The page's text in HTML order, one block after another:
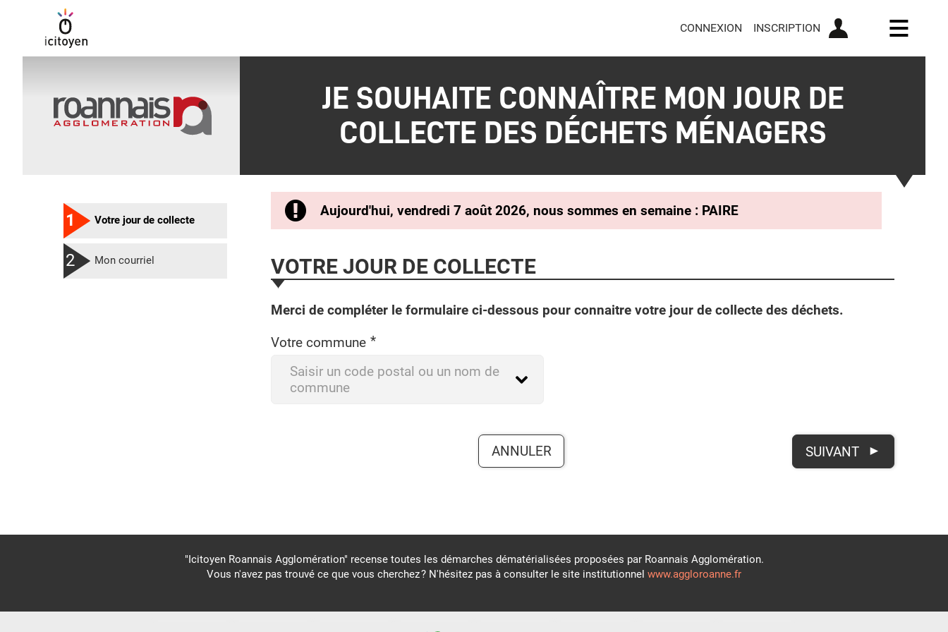
CONNEXION INSCRIPTION Ouvrir
JE SOUHAITE CONNAÎTRE MON JOUR DE
COLLECTE DES DÉCHETS MÉNAGERS
1 Votre jour de collecte(étape courante)
2 Mon courriel
Aujourd'hui, vendredi 7 août 2026, nous sommes en semaine : PAIRE
VOTRE JOUR DE COLLECTE
Merci de compléter le formulaire ci-dessous pour connaitre votre jour de collecte des déchets.
Votre commune *
Saisir un code postal ou un nom de
commune
SUIVANT
ANNULER
"Icitoyen Roannais Agglomération" recense toutes les démarches dématérialisées proposées par Roannais Agglomération.
Vous n'avez pas trouvé ce que vous cherchez ? N'hésitez pas à consulter le site institutionnel www.aggloroanne.fr